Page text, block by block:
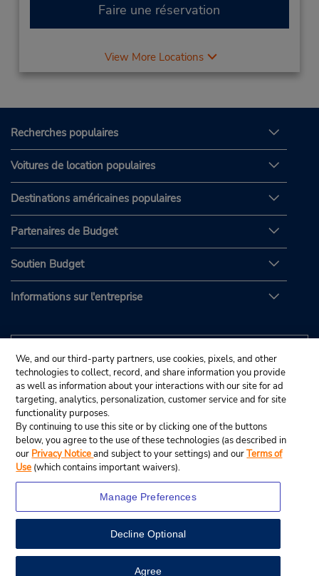
View Map
Faire une réservation
View More Locations
Recherches populaires
Voitures de location populaires
Destinations américaines populaires
Partenaires de Budget
Soutien Budget
Informations sur l'entreprise
© Budget Rent A Car System, Inc., 2025.
We, and our third-party partners, use cookies, pixels, and other
technologies to collect, record, and share information you provide
as well as information about your interactions with our site for ad
targeting, analytics, personalization, customer service and for site
functionality purposes.
By continuing to use this site or by clicking one of the buttons
below, you agree to the use of these technologies (as described in
our Privacy Noticeand subject to your settings) and ourTerms of
Use (which contains important waivers).
Manage Preferences
Decline Optional
Agree